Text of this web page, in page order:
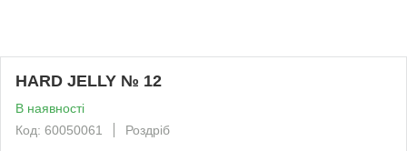
HARD JELLY № 12
В наявності
Код: 60050061
Роздріб